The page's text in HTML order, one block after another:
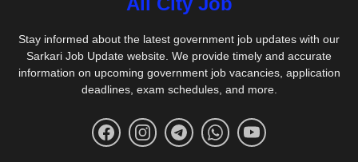
Stay informed about the latest government job updates with our
Sarkari Job Update website. We provide timely and accurate
information on upcoming government job vacancies, application
deadlines, exam schedules, and more.